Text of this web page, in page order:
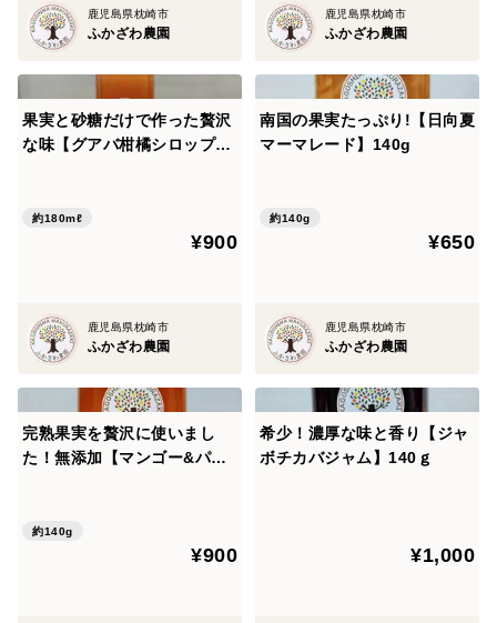
鹿児島県枕崎市
ふかざわ農園
鹿児島県枕崎市
ふかざわ農園
果実と砂糖だけで作った贅沢
な味【グアバ柑橘シロップ】
約180mℓ
¥900
鹿児島県枕崎市
ふかざわ農園
南国の果実たっぷり!【日向夏
マーマレード】140g
約140g
¥650
鹿児島県枕崎市
ふかざわ農園
完熟果実を贅沢に使いまし
た！無添加【マンゴー&パッ
約140g
¥900
希少！濃厚な味と香り【ジャ
ボチカバジャム】140ｇ
¥1,000